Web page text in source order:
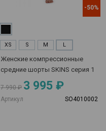
-50%
XS S M L
Женские компрессионные
средние шорты SKINS серия 1
7 990 ₽ 3 995 ₽
Артикул SO4010002